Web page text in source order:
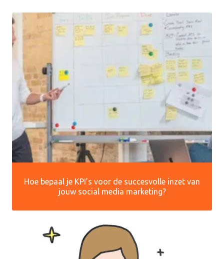
Hoe bepaal je KPI’s voor de succesvolle inzet van
jouw social media marketing?